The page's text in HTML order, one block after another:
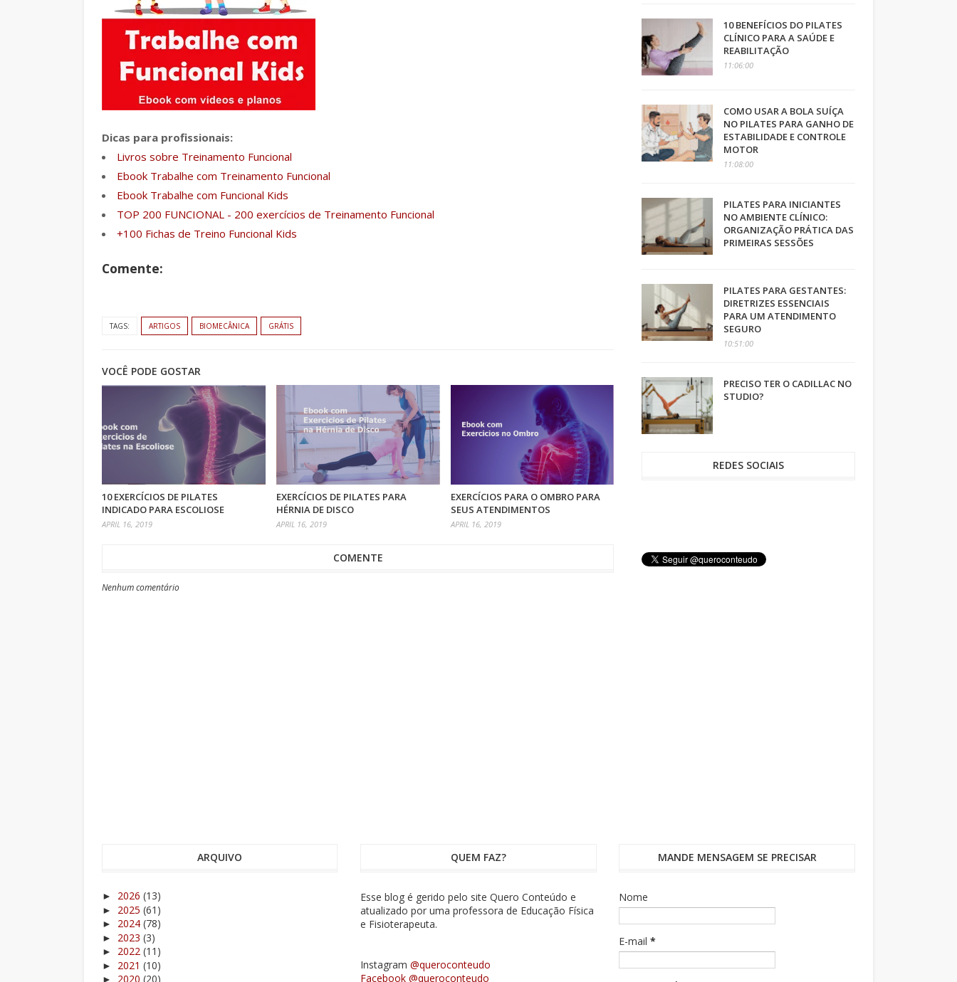
Dicas para profissionais:
Livros sobre Treinamento Funcional
Ebook Trabalhe com Treinamento Funcional
Ebook Trabalhe com Funcional Kids
TOP 200 FUNCIONAL - 200 exercícios de Treinamento Funcional
+100 Fichas de Treino Funcional Kids
Comente:
TAGS: ARTIGOS BIOMECÂNICA GRÁTIS
VOCÊ PODE GOSTAR
10 EXERCÍCIOS DE PILATES
INDICADO PARA ESCOLIOSE
APRIL 16, 2019
EXERCÍCIOS DE PILATES PARA
HÉRNIA DE DISCO
APRIL 16, 2019
EXERCÍCIOS PARA O OMBRO PARA
SEUS ATENDIMENTOS
APRIL 16, 2019
COMENTE
Nenhum comentário
10 BENEFÍCIOS DO PILATES
CLÍNICO PARA A SAÚDE E
REABILITAÇÃO
11:06:00
COMO USAR A BOLA SUÍÇA
NO PILATES PARA GANHO DE
ESTABILIDADE E CONTROLE
MOTOR
11:08:00
PILATES PARA INICIANTES
NO AMBIENTE CLÍNICO:
ORGANIZAÇÃO PRÁTICA DAS
PRIMEIRAS SESSÕES
PILATES PARA GESTANTES:
DIRETRIZES ESSENCIAIS
PARA UM ATENDIMENTO
SEGURO
10:51:00
PRECISO TER O CADILLAC NO
STUDIO?
REDES SOCIAIS
ARQUIVO
► 2026 (13)
► 2025 (61)
► 2024 (78)
► 2023 (3)
► 2022 (11)
► 2021 (10)
► 2020 (20)
QUEM FAZ?
Esse blog é gerido pelo site Quero Conteúdo e
atualizado por uma professora de Educação Física
e Fisioterapeuta.
Instagram@queroconteudo
Facebook @queroconteudo
MANDE MENSAGEM SE PRECISAR
Nome
E-mail*